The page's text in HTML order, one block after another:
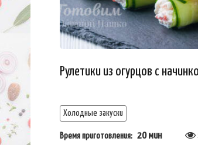
Рулетики из огурцов с
Холодные закуски
Время приготовления: 20 мин